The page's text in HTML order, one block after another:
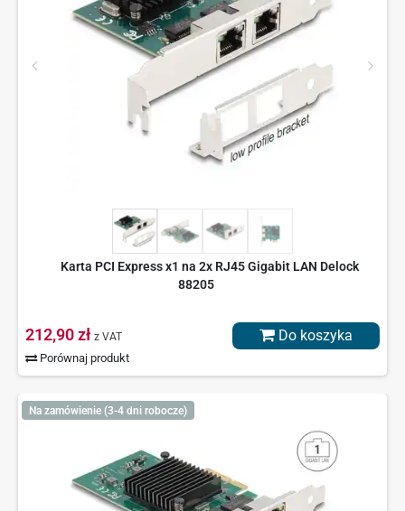
Karta PCI Express x1 na 2x RJ45 Gigabit LAN Delock
88205
212,90 zł z VAT
Porównaj produkt
Do koszyka
Na zamówienie (3-4 dni robocze)